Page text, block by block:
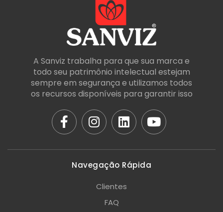
A Sanviz trabalha para que sua marca e
todo seu patrimônio intelectual estejam
sempre em segurança e utilizamos todos
os recursos disponíveis para garantir isso
Navegação Rápida
Clientes
FAQ